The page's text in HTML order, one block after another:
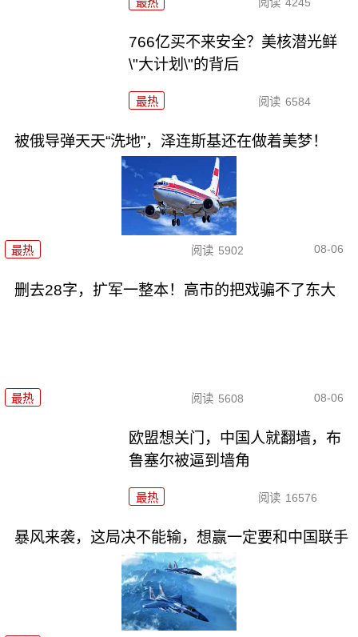
最热 阅读 4245
766亿买不来安全？美核潜光鲜
\"大计划\"的背后
最热 阅读 6584
被俄导弹天天“洗地”，泽连斯基还在做着美梦！
最热 阅读 5902 08-06
删去28字，扩军一整本！高市的把戏骗不了东大
最热 阅读 5608 08-06
欧盟想关门，中国人就翻墙，布
鲁塞尔被逼到墙角
最热 阅读 16576
暴风来袭，这局决不能输，想赢一定要和中国联手